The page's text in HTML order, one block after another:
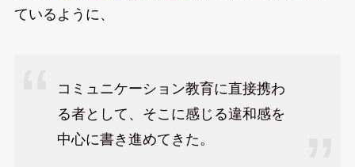
ているように、
コミュニケーション教育に直接携わ
る者として、そこに感じる違和感を
中心に書き進めてきた。